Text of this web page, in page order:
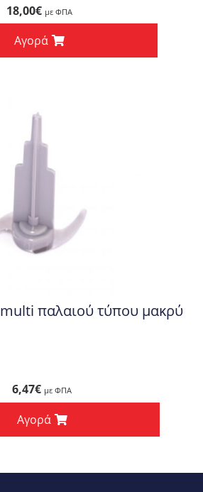
18,00€ με ΦΠΑ
Αγορά
παλαιού τύπου μακρύ
6,47€ με ΦΠΑ
Αγορά